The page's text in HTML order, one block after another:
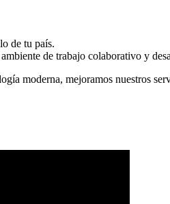
de tu país.
de trabajo colaborativo y
moderna, mejoramos nuestros